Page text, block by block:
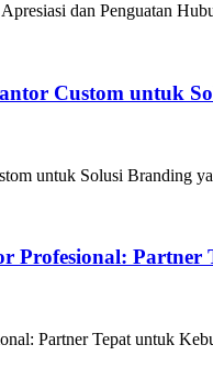
dan Penguatan
Custom untuk
untuk Solusi Branding
Profesional:
Partner Tepat untuk